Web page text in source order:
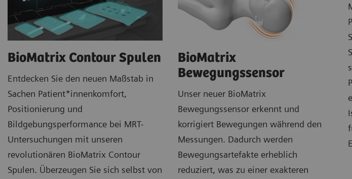
BioMatrix Contour Spulen
Entdecken Sie den neuen Maßstab in
Sachen Patient*innenkomfort,
Positionierung und
Bildgebungsperformance bei MRT-
Untersuchungen mit unseren
revolutionären BioMatrix Contour
Spulen. Überzeugen Sie sich selbst von
BioMatrix
Bewegungssensor
Unser neuer BioMatrix
Bewegungssensor erkennt und
korrigiert Bewegungen während den
Messungen. Dadurch werden
Bewegungsartefakte erheblich
reduziert, was zu einer exakteren